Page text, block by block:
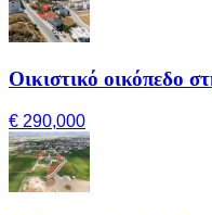
Οικιστικό οικόπεδο
€ 290,000